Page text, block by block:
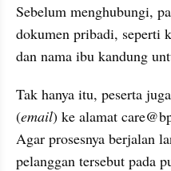
Sebelum menghubungi,
dokumen pribadi, seperti
dan nama ibu kandung
Tak hanya itu, peserta
(email) ke alamat
Agar prosesnya berjalan
pelanggan tersebut pada